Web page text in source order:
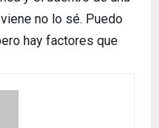
no lo sé. Puedo
hay factores que